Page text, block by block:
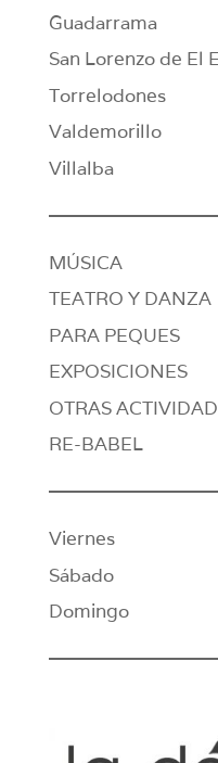
Guadarrama
San Lorenzo de El
Torrelodones
Valdemorillo
Villalba
MÚSICA
TEATRO Y DANZA
PARA PEQUES
EXPOSICIONES
OTRAS
RE-BABEL
Viernes
Sábado
Domingo